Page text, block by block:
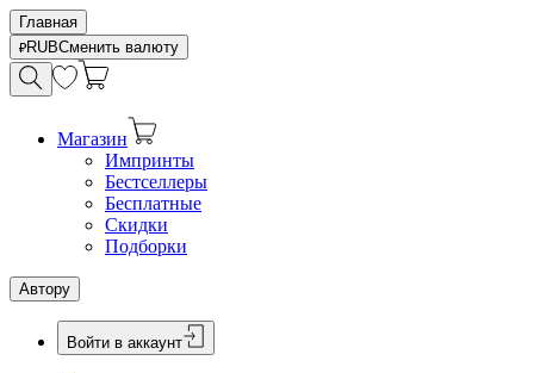
Главная
RUBСменить валюту
Магазин
Импринты
Бестселлеры
Бесплатные
Скидки
Подборки
Автору
Войти в аккаунт